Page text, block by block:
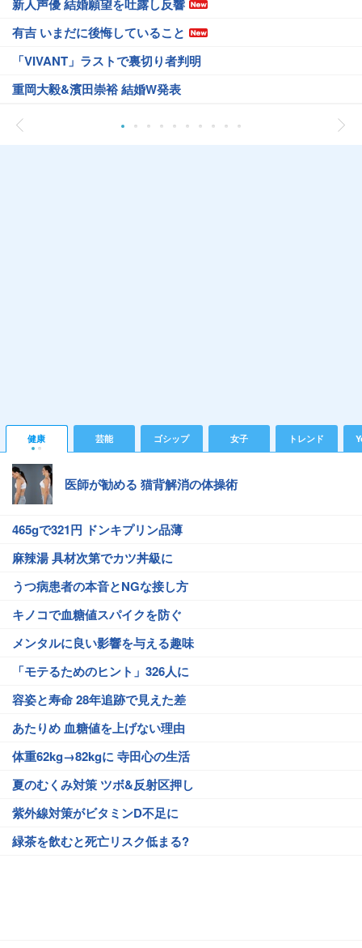
新人声優 結婚願望を吐露し反響
有吉 いまだに後悔していること
「VIVANT」ラストで裏切り者判明
重岡大毅&濱田崇裕 結婚W発表
健康 芸能 ゴシップ 女子 トレンド
医師が勧める 猫背解消の体操術
465gで321円 ドンキプリン品薄
麻辣湯 具材次第でカツ丼級に
うつ病患者の本音とNGな接し方
キノコで血糖値スパイクを防ぐ
メンタルに良い影響を与える趣味
「モテるためのヒント」326人に
容姿と寿命 28年追跡で見えた差
あたりめ 血糖値を上げない理由
体重62kg→82kgに 寺田心の生活
夏のむくみ対策 ツボ&反射区押し
紫外線対策がビタミンD不足に
緑茶を飲むと死亡リスク低まる?